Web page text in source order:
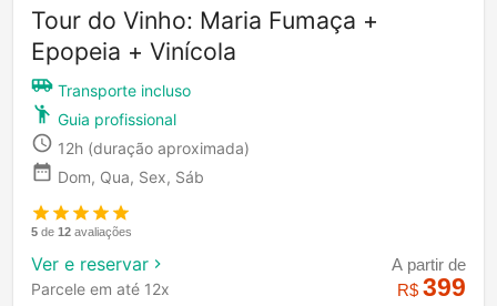
Tour do Vinho: Maria Fumaça +
Epopeia + Vinícola
Transporte incluso
Guia profissional
12h (duração aproximada)
Dom, Qua, Sex, Sáb
5 de 12 avaliações
Ver e reservar
Parcele em até 12x
A partir de
R$ 399